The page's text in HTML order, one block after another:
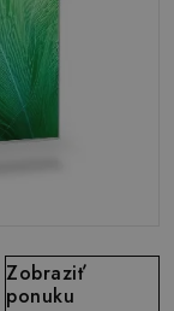
Zobraziť
ponuku